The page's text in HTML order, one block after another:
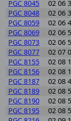
PGC 8045
02 06
PGC 8048
02 06
PGC 8059
02 06
PGC 8069
02 06
PGC 8073
02 06
PGC 8077
02 07
PGC 8155
02 08
PGC 8156
02 08
PGC 8187
02 08
PGC 8189
02 08
PGC 8190
02 08
PGC 8195
02 08